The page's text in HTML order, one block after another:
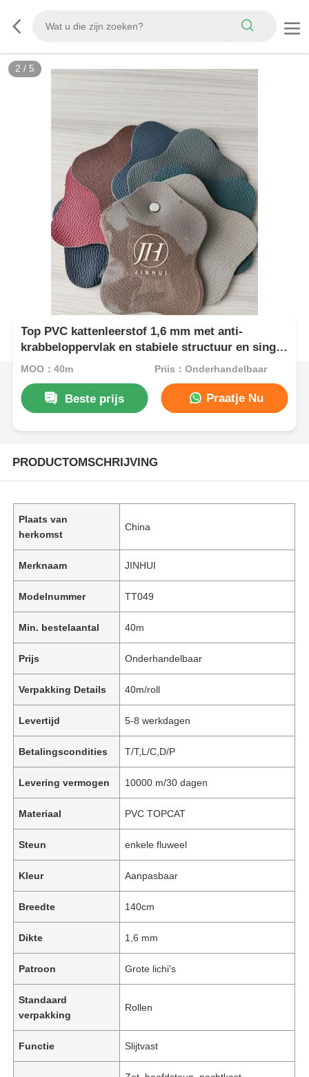
3 / 5
Top PVC kattenleerstof 1,6 mm met anti-
krabbeloppervlak en stabiele structuur en single
fluwelen steun
MOQ：40m Prijs：Onderhandelbaar
Beste prijs Praatje Nu
PRODUCTOMSCHRIJVING
Plaats van
herkomst
China
Merknaam JINHUI
Modelnummer TT049
Min. bestelaantal 40m
Prijs Onderhandelbaar
Verpakking Details 40m/roll
Levertijd 5-8 werkdagen
Betalingscondities T/T,L/C,D/P
Levering vermogen 10000 m/30 dagen
Materiaal PVC TOPCAT
Steun enkele fluweel
Kleur Aanpasbaar
Breedte 140cm
Dikte 1,6 mm
Patroon Grote lichi's
Standaard
verpakking
Rollen
Functie Slijtvast